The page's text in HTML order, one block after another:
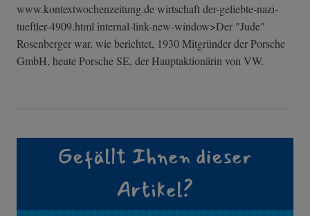
www.kontextwochenzeitung.de wirtschaft der-geliebte-na­zi-
tueftler-490­9.html internal-link-new-window>Der "Jude"
Rosenberger war, wie berichtet, 1930 Mitgründer der Porsche
GmbH, heute Porsche SE, der Hauptaktionärin von VW.
Gefällt Ihnen dieser
Artikel?